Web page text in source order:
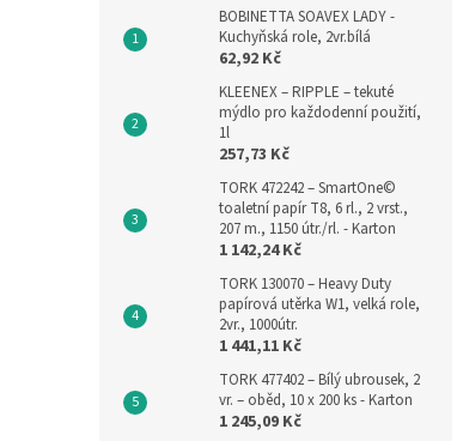
BOBINETTA SOAVEX LADY -
Kuchyňská role, 2vr.bílá
62,92 Kč
KLEENEX – RIPPLE – tekuté
mýdlo pro každodenní použití,
1l
257,73 Kč
TORK 472242 – SmartOne©
toaletní papír T8, 6 rl., 2 vrst.,
207 m., 1150 útr./rl. - Karton
1 142,24 Kč
TORK 130070 – Heavy Duty
papírová utěrka W1, velká role,
2vr., 1000útr.
1 441,11 Kč
TORK 477402 – Bílý ubrousek, 2
vr. – oběd, 10 x 200 ks - Karton
1 245,09 Kč